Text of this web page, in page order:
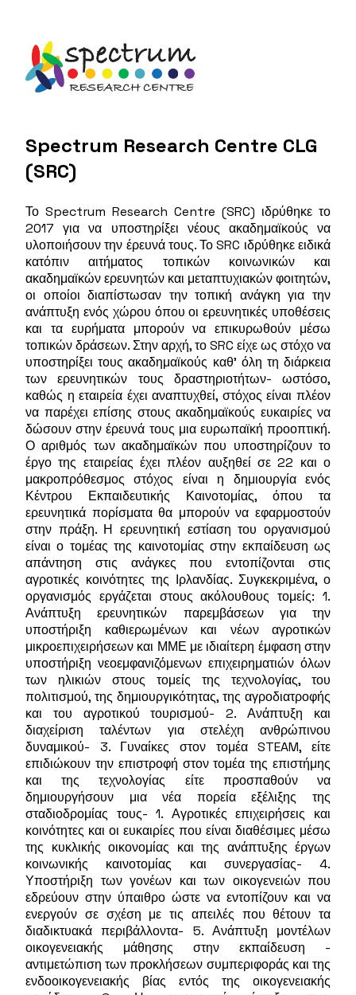
Spectrum Research Centre CLG
(SRC)
Το Spectrum Research Centre (SRC) ιδρύθηκε το
2017 για να υποστηρίξει νέους ακαδημαϊκούς να
υλοποιήσουν την έρευνά τους. Το SRC ιδρύθηκε ειδικά
κατόπιν αιτήματος τοπικών κοινωνικών και
ακαδημαϊκών ερευνητών και μεταπτυχιακών φοιτητών,
οι οποίοι διαπίστωσαν την τοπική ανάγκη για την
ανάπτυξη ενός χώρου όπου οι ερευνητικές υποθέσεις
και τα ευρήματα μπορούν να επικυρωθούν μέσω
τοπικών δράσεων. Στην αρχή, το SRC είχε ως στόχο να
υποστηρίξει τους ακαδημαϊκούς καθ' όλη τη διάρκεια
των ερευνητικών τους δραστηριοτήτων- ωστόσο,
καθώς η εταιρεία έχει αναπτυχθεί, στόχος είναι πλέον
να παρέχει επίσης στους ακαδημαϊκούς ευκαιρίες να
δώσουν στην έρευνά τους μια ευρωπαϊκή προοπτική.
Ο αριθμός των ακαδημαϊκών που υποστηρίζουν το
έργο της εταιρείας έχει πλέον αυξηθεί σε 22 και ο
μακροπρόθεσμος στόχος είναι η δημιουργία ενός
Κέντρου Εκπαιδευτικής Καινοτομίας, όπου τα
ερευνητικά πορίσματα θα μπορούν να εφαρμοστούν
στην πράξη. Η ερευνητική εστίαση του οργανισμού
είναι ο τομέας της καινοτομίας στην εκπαίδευση ως
απάντηση στις ανάγκες που εντοπίζονται στις
αγροτικές κοινότητες της Ιρλανδίας. Συγκεκριμένα, ο
οργανισμός εργάζεται στους ακόλουθους τομείς: 1.
Ανάπτυξη ερευνητικών παρεμβάσεων για την
υποστήριξη καθιερωμένων και νέων αγροτικών
μικροεπιχειρήσεων και ΜΜΕ με ιδιαίτερη έμφαση στην
υποστήριξη νεοεμφανιζόμενων επιχειρηματιών όλων
των ηλικιών στους τομείς της τεχνολογίας, του
πολιτισμού, της δημιουργικότητας, της αγροδιατροφής
και του αγροτικού τουρισμού- 2. Ανάπτυξη και
διαχείριση ταλέντων για στελέχη ανθρώπινου
δυναμικού- 3. Γυναίκες στον τομέα STEAM, είτε
επιδιώκουν την επιστροφή στον τομέα της επιστήμης
και της τεχνολογίας είτε προσπαθούν να
δημιουργήσουν μια νέα πορεία εξέλιξης της
σταδιοδρομίας τους- 1. Αγροτικές επιχειρήσεις και
κοινότητες και οι ευκαιρίες που είναι διαθέσιμες μέσω
της κυκλικής οικονομίας και της ανάπτυξης έργων
κοινωνικής καινοτομίας και συνεργασίας- 4.
Υποστήριξη των γονέων και των οικογενειών που
εδρεύουν στην ύπαιθρο ώστε να εντοπίζουν και να
ενεργούν σε σχέση με τις απειλές που θέτουν τα
διαδικτυακά περιβάλλοντα- 5. Ανάπτυξη μοντέλων
οικογενειακής μάθησης στην εκπαίδευση -
αντιμετώπιση των προκλήσεων συμπεριφοράς και της
ενδοοικογενειακής βίας εντός της οικογενειακής